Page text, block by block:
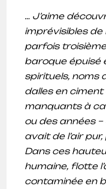
… J’aime
imprévisibles
parfois
baroque épuisé
spirituels, noms
dalles en
manquants à
ou des années –
avait de l’air pur,
Dans ces
humaine, flotte
contaminée en